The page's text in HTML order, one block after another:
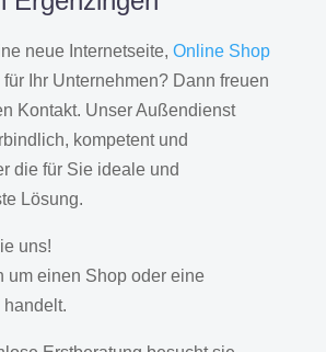
neue Internetseite, Online Shop
Ihr Unternehmen? Dann freuen
Kontakt. Unser Außendienst
kompetent und
die für Sie ideale und
Lösung.
uns!
um einen Shop oder eine
handelt.